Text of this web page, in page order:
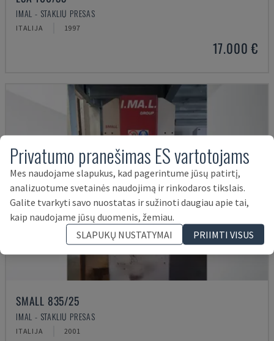
IMAL - STAKLIŲ PRESAS
ITALIJA 1997
17.000 €
SMALL 835/25
IMAL - STAKLIŲ PRESAS
ITALIJA 2001
Privatumo pranešimas ES vartotojams
Mes naudojame slapukus, kad pagerintume jūsų patirtį,
analizuotume svetainės naudojimą ir rinkodaros tikslais.
Galite tvarkyti savo nuostatas ir sužinoti daugiau apie tai,
kaip naudojame jūsų duomenis, žemiau.
SLAPUKŲ NUSTATYMAI
PRIIMTI VISUS